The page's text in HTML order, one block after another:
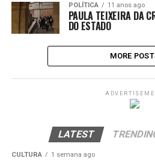
POLÍTICA 11 anos ago
PAULA TEIXEIRA DA
DO ESTADO
MORE
LATEST
CULTURA 1 semana ago